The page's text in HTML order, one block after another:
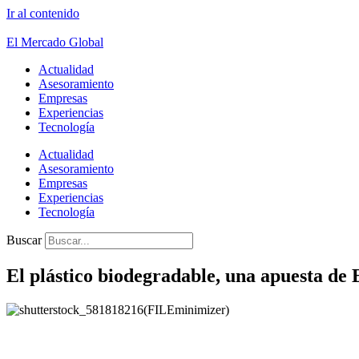
Ir al contenido
El Mercado Global
Actualidad
Asesoramiento
Empresas
Experiencias
Tecnología
Actualidad
Asesoramiento
Empresas
Experiencias
Tecnología
Buscar
El plástico biodegradable, una apuesta de